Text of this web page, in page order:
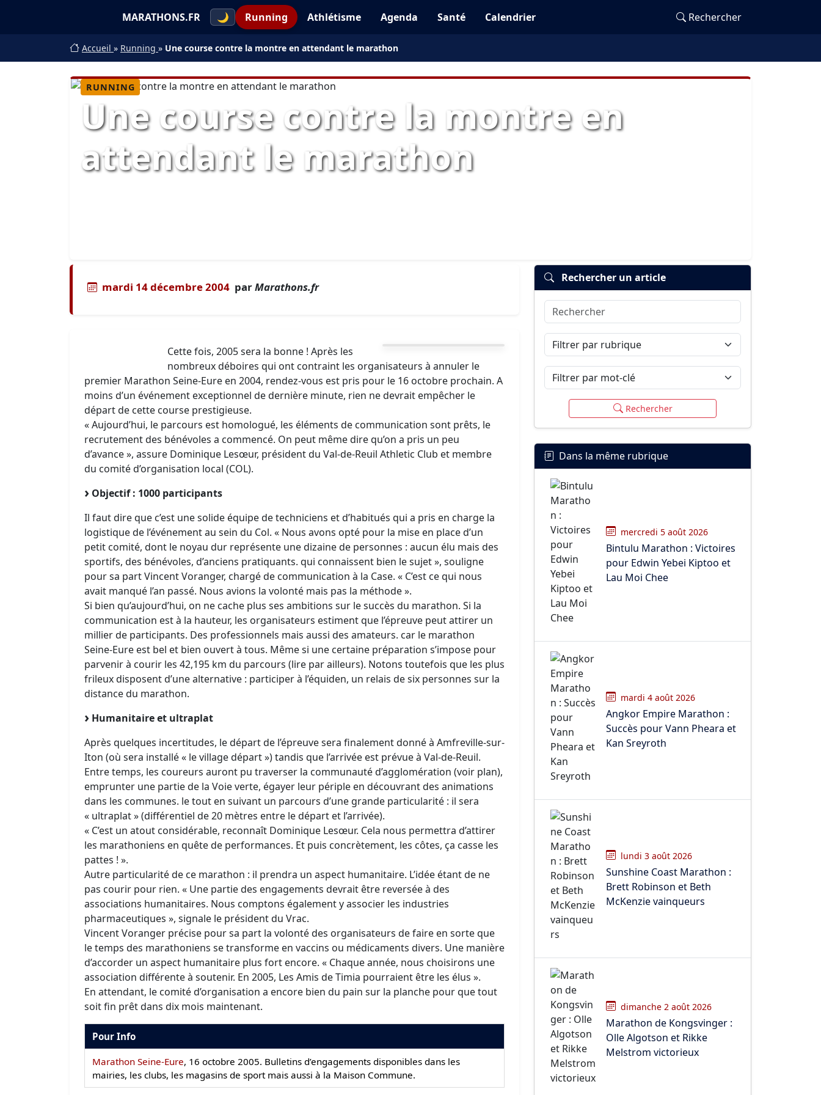
MARATHONS.FR 🌙 Running Athlétisme Agenda Santé Calendrier Rechercher
Accueil » Running » Une course contre la montre en attendant le marathon
RUNNING
Une course contre la montre en
attendant le marathon
mardi 14 décembre 2004 parMarathons.fr
Cette fois, 2005 sera la bonne ! Après les
nombreux déboires qui ont contraint les organisateurs à annuler le
premier Marathon Seine-Eure en 2004, rendez-vous est pris pour le 16 octobre prochain. A
moins d’un événement exceptionnel de dernière minute, rien ne devrait empêcher le
départ de cette course prestigieuse.
« Aujourd’hui, le parcours est homologué, les éléments de communication sont prêts, le
recrutement des bénévoles a commencé. On peut même dire qu’on a pris un peu
d’avance », assure Dominique Lesœur, président du Val-de-Reuil Athletic Club et membre
du comité d’organisation local (COL).
Objectif : 1000 participants
Il faut dire que c’est une solide équipe de techniciens et d’habitués qui a pris en charge la
logistique de l’événement au sein du Col. « Nous avons opté pour la mise en place d’un
petit comité, dont le noyau dur représente une dizaine de personnes : aucun élu mais des
sportifs, des bénévoles, d’anciens pratiquants. qui connaissent bien le sujet », souligne
pour sa part Vincent Voranger, chargé de communication à la Case. « C’est ce qui nous
avait manqué l’an passé. Nous avions la volonté mais pas la méthode ».
Si bien qu’aujourd’hui, on ne cache plus ses ambitions sur le succès du marathon. Si la
communication est à la hauteur, les organisateurs estiment que l’épreuve peut attirer un
millier de participants. Des professionnels mais aussi des amateurs. car le marathon
Seine-Eure est bel et bien ouvert à tous. Même si une certaine préparation s’impose pour
parvenir à courir les 42,195 km du parcours (lire par ailleurs). Notons toutefois que les plus
frileux disposent d’une alternative : participer à l’équiden, un relais de six personnes sur la
distance du marathon.
Humanitaire et ultraplat
Après quelques incertitudes, le départ de l’épreuve sera finalement donné à Amfreville-sur-
Iton (où sera installé « le village départ ») tandis que l’arrivée est prévue à Val-de-Reuil.
Entre temps, les coureurs auront pu traverser la communauté d’agglomération (voir plan),
emprunter une partie de la Voie verte, égayer leur périple en découvrant des animations
dans les communes. le tout en suivant un parcours d’une grande particularité : il sera
« ultraplat » (différentiel de 20 mètres entre le départ et l’arrivée).
« C’est un atout considérable, reconnaît Dominique Lesœur. Cela nous permettra d’attirer
les marathoniens en quête de performances. Et puis concrètement, les côtes, ça casse les
pattes ! ».
Autre particularité de ce marathon : il prendra un aspect humanitaire. L’idée étant de ne
pas courir pour rien. « Une partie des engagements devrait être reversée à des
associations humanitaires. Nous comptons également y associer les industries
pharmaceutiques », signale le président du Vrac.
Vincent Voranger précise pour sa part la volonté des organisateurs de faire en sorte que
le temps des marathoniens se transforme en vaccins ou médicaments divers. Une manière
d’accorder un aspect humanitaire plus fort encore. « Chaque année, nous choisirons une
association différente à soutenir. En 2005, Les Amis de Timia pourraient être les élus ».
En attendant, le comité d’organisation a encore bien du pain sur la planche pour que tout
soit fin prêt dans dix mois maintenant.
Pour Info
Marathon Seine-Eure, 16 octobre 2005. Bulletins d’engagements disponibles dans les
mairies, les clubs, les magasins de sport mais aussi à la Maison Commune.
Rechercher un article
Rechercher
Filtrer par rubrique
Filtrer par mot-clé
Rechercher
Dans la même rubrique
mercredi 5 août 2026
Bintulu Marathon : Victoires
pour Edwin Yebei Kiptoo et
Lau Moi Chee
mardi 4 août 2026
Angkor Empire Marathon :
Succès pour Vann Pheara et
Kan Sreyroth
lundi 3 août 2026
Sunshine Coast Marathon :
Brett Robinson et Beth
McKenzie vainqueurs
dimanche 2 août 2026
Marathon de Kongsvinger :
Olle Algotson et Rikke
Melstrom victorieux